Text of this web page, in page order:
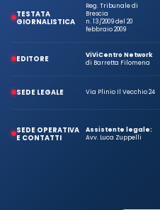
TESTATA
GIORNALISTICA
Reg. Tribunale di
Brescia
n. 13/2009 del 20
febbraio 2009
EDITORE
ViViCentro Network
di Barretta Filomena
SEDE LEGALE Via Plinio Il Vecchio 24
SEDE OPERATIVA
E CONTATTI
Assistente legale:
Avv. Luca Zuppelli